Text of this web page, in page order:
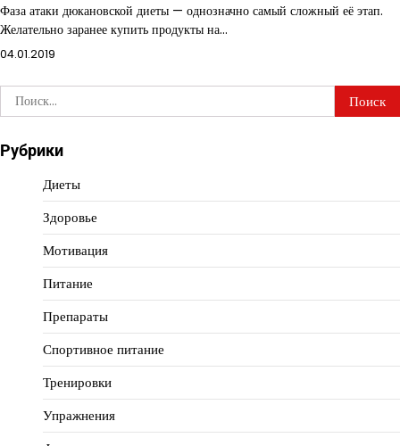
Фаза атаки дюкановской диеты — однозначно самый сложный её этап.
Желательно заранее купить продукты на…
04.01.2019
Найти:
Рубрики
Диеты
Здоровье
Мотивация
Питание
Препараты
Спортивное питание
Тренировки
Упражнения